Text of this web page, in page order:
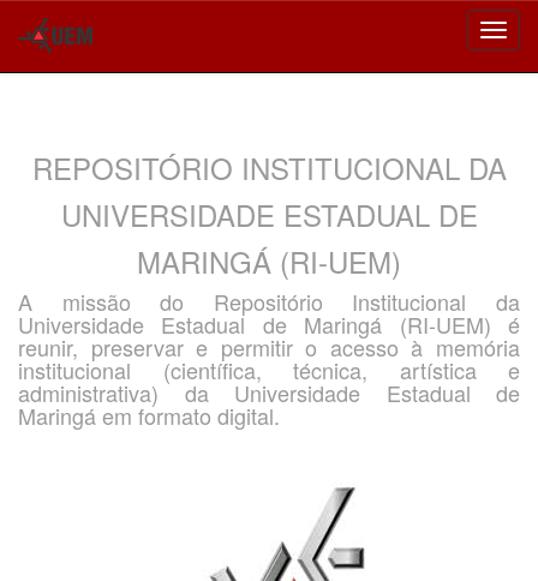
REPOSITÓRIO INSTITUCIONAL DA
UNIVERSIDADE ESTADUAL DE
MARINGÁ (RI-UEM)
A missão do Repositório Institucional da
Universidade Estadual de Maringá (RI-UEM) é
reunir, preservar e permitir o acesso à memória
institucional (científica, técnica, artística e
administrativa) da Universidade Estadual de
Maringá em formato digital.